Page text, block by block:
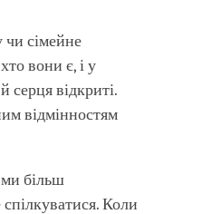
чи сімейне
вони є, і у
серця відкриті.
відмінностям
більш
Коли